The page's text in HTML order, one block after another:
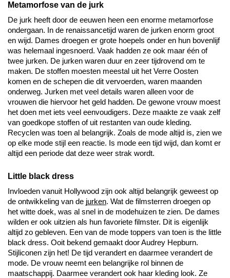
Metamorfose van de jurk
De jurk heeft door de eeuwen heen een enorme metamorfose
ondergaan. In de renaissancetijd waren de jurken enorm groot
en wijd. Dames droegen er grote hoepels onder en hun bovenlijf
was helemaal ingesnoerd. Vaak hadden ze ook maar één of
twee jurken. De jurken waren duur en zeer tijdrovend om te
maken. De stoffen moesten meestal uit het Verre Oosten
komen en de schepen die dit vervoerden, waren maanden
onderweg. Jurken met veel details waren alleen voor de
vrouwen die hiervoor het geld hadden. De gewone vrouw moest
het doen met iets veel eenvoudigers. Deze maakte ze vaak zelf
van goedkope stoffen of uit restanten van oude kleding.
Recyclen was toen al belangrijk. Zoals de mode altijd is, zien we
op elke mode stijl een reactie. Is mode een tijd wijd, dan komt er
altijd een periode dat deze weer strak wordt.
Little black dress
Invloeden vanuit Hollywood zijn ook altijd belangrijk geweest op
de ontwikkeling van de jurken. Wat de filmsterren droegen op
het witte doek, was al snel in de modehuizen te zien. De dames
wilden er ook uitzien als hun favoriete filmster. Dit is eigenlijk
altijd zo gebleven. Een van de mode toppers van toen is the little
black dress. Ooit bekend gemaakt door Audrey Hepburn.
Stijliconen zijn het! De tijd verandert en daarmee verandert de
mode. De vrouw neemt een belangrijke rol binnen de
maatschappij. Daarmee verandert ook haar kleding look. Ze